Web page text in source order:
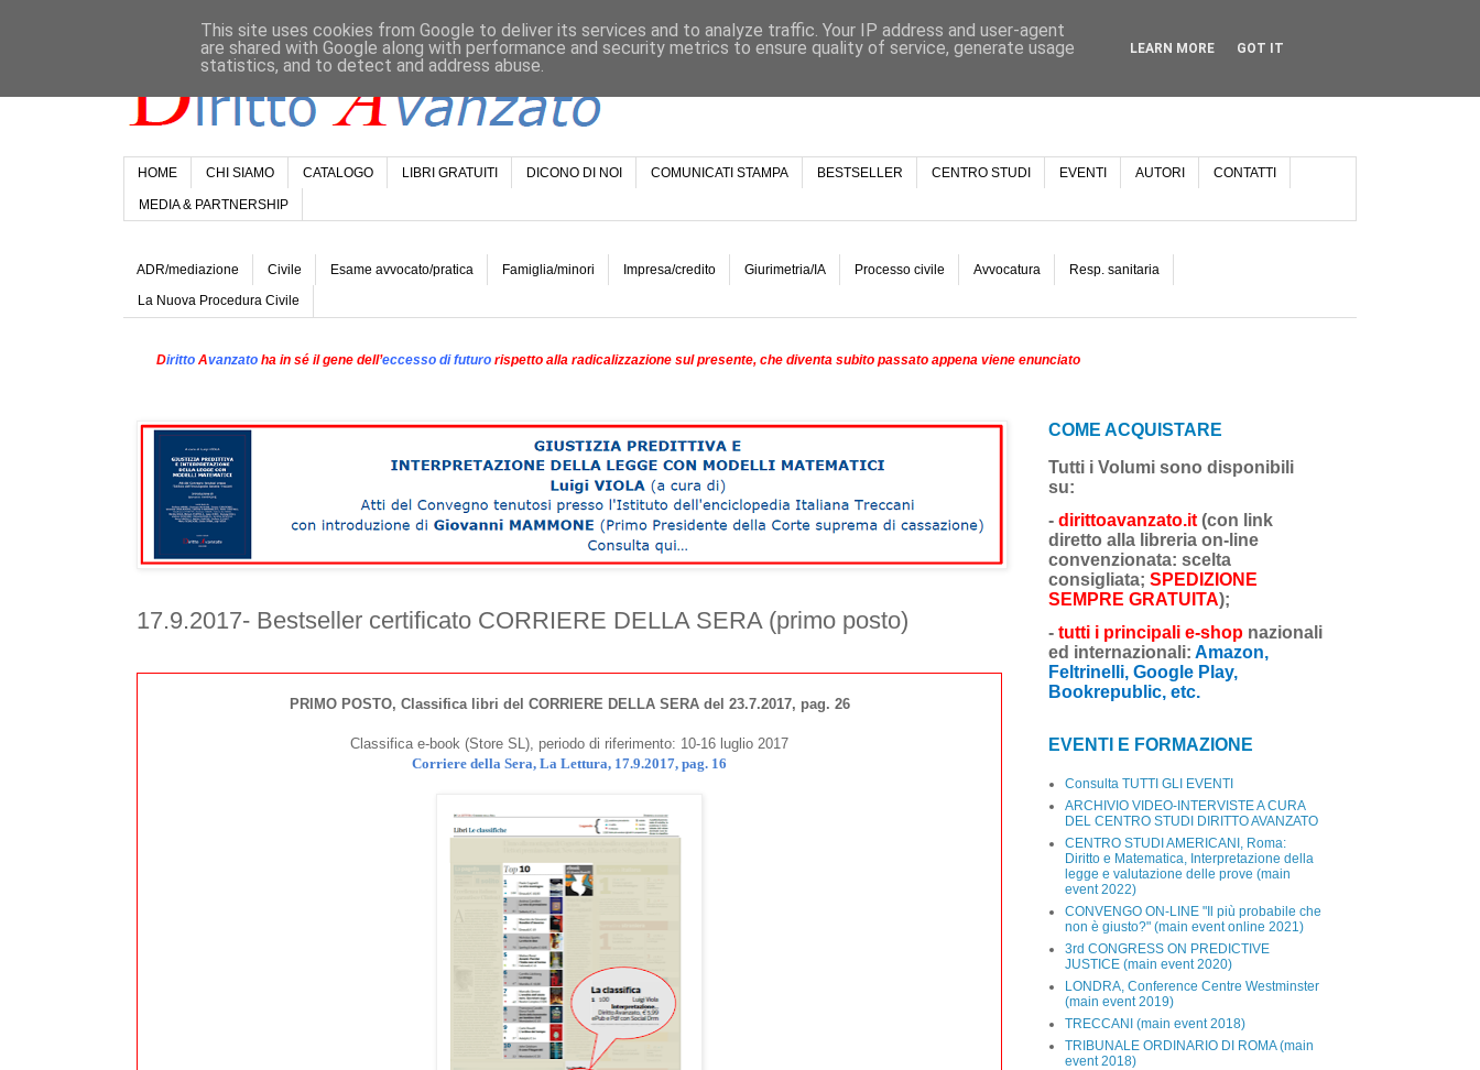
HOME CHI SIAMO CATALOGO LIBRI GRATUITI DICONO DI NOI COMUNICATI STAMPA BESTSELLER CENTRO STUDI EVENTI AUTORI CONTATTI
MEDIA & PARTNERSHIP
ADR/mediazione Civile Esame avvocato/pratica Famiglia/minori Impresa/credito Giurimetria/IA Processo civile Avvocatura Resp. sanitaria
La Nuova Procedura Civile
Diritto Avanzato ha in sé il gene dell’eccesso di futuro rispetto alla radicalizzazione sul presente, che diventa subito passato appena viene enunciato
17.9.2017- Bestseller certificato CORRIERE DELLA SERA (primo posto)
PRIMO POSTO, Classifica libri del CORRIERE DELLA SERA del 23.7.2017, pag. 26
Classifica e-book (Store SL), periodo di riferimento: 10-16 luglio 2017
Corriere della Sera, La Lettura, 17.9.2017, pag. 16
COME ACQUISTARE
Tutti i Volumi sono disponibili
su:
- dirittoavanzato.it (con link
diretto alla libreria on-line
convenzionata: scelta
consigliata; SPEDIZIONE
SEMPRE GRATUITA);
- tutti i principali e-shop nazionali
ed internazionali: Amazon,
Feltrinelli, Google Play,
Bookrepublic, etc.
EVENTI E FORMAZIONE
Consulta TUTTI GLI EVENTI
ARCHIVIO VIDEO-INTERVISTE A CURA
DEL CENTRO STUDI DIRITTO AVANZATO
CENTRO STUDI AMERICANI, Roma:
Diritto e Matematica, Interpretazione della
legge e valutazione delle prove (main
event 2022)
CONVENGO ON-LINE "Il più probabile che
non è giusto?" (main event online 2021)
3rd CONGRESS ON PREDICTIVE
JUSTICE (main event 2020)
LONDRA, Conference Centre Westminster
(main event 2019)
TRECCANI (main event 2018)
TRIBUNALE ORDINARIO DI ROMA (main
event 2018)
This site uses cookies from Google to deliver its services and to analyze traffic. Your IP address and user-agent
are shared with Google along with performance and security metrics to ensure quality of service, generate usage
statistics, and to detect and address abuse.
LEARN MORE GOT IT